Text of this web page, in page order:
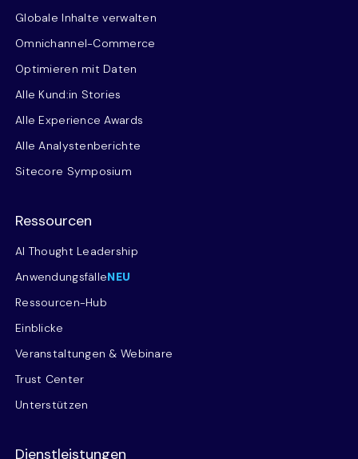
Globale Inhalte verwalten
Omnichannel-Commerce
Optimieren mit Daten
Alle Kund:in Stories
Alle Experience Awards
Alle Analystenberichte
Sitecore Symposium
Ressourcen
AI Thought Leadership
AnwendungsfälleNEU
Ressourcen-Hub
Einblicke
Veranstaltungen & Webinare
Trust Center
Unterstützen
Dienstleistungen